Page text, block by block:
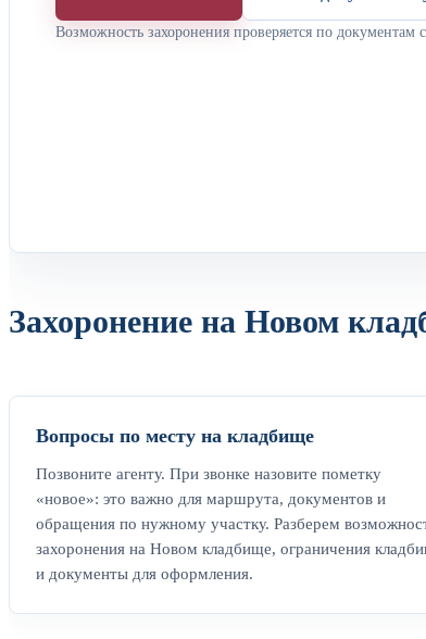
Возможность захоронения проверяется по документам
Захоронение на Новом
Вопросы по месту на кладбище
Позвоните агенту. При звонке назовите пометку
«новое»: это важно для маршрута, документов и
обращения по нужному участку. Разберем
захоронения на Новом кладбище, ограничения
и документы для оформления.